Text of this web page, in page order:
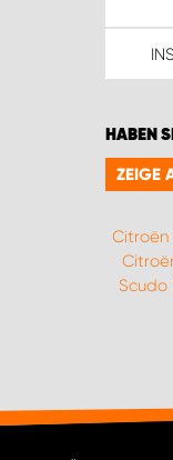
HABEN
ZEIGE
Citroën
Scudo